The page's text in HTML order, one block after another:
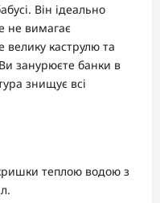
Він ідеально
не вимагає
каструлю та
занурюєте банки в
знищує всі
теплою водою з